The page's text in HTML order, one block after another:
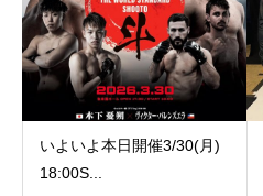
いよいよ本日開催3/30(月)
18:00️S...